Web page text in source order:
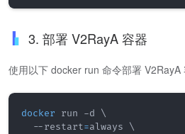
3. 部署 V2RayA 容器
使用以下 docker run 命令部署 V2RayA
docker run -d \
  --restart
=always \